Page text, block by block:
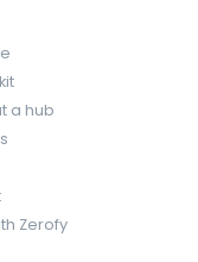
a hub
Zerofy